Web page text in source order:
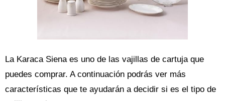
La Karaca Siena es uno de las vajillas de cartuja que
puedes comprar. A continuación podrás ver más
características que te ayudarán a decidir si es el tipo de